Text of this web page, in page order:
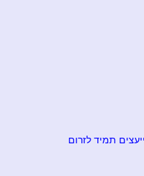
תמיד לזרום